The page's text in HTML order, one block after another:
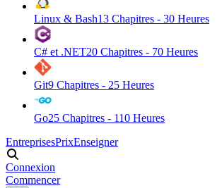
Linux & Bash13 Chapitres - 30 Heures
C# et .NET20 Chapitres - 70 Heures
Git9 Chapitres - 25 Heures
Go25 Chapitres - 110 Heures
EntreprisesPrixEnseigner
Connexion
Commencer